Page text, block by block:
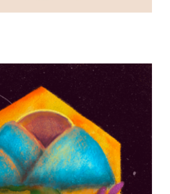
Faith 信心
Graphic Create圖文創作